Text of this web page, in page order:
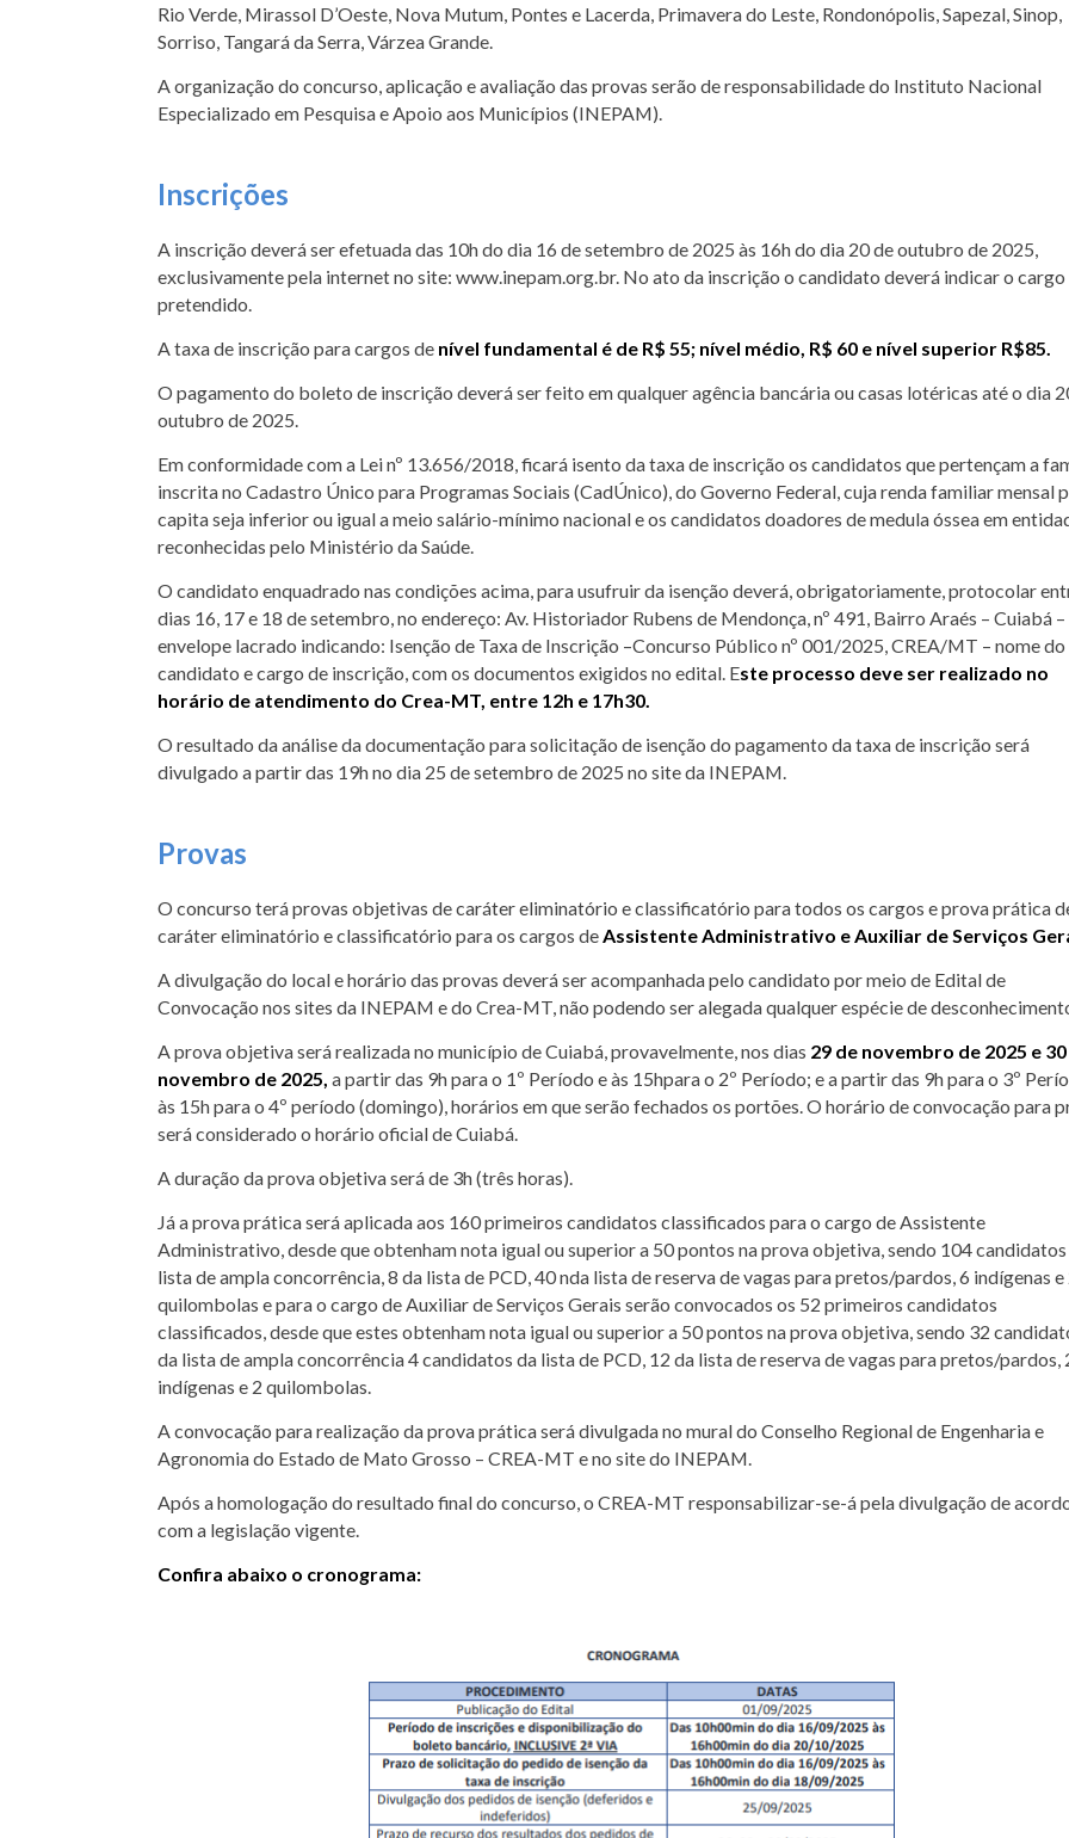
Rio Verde, Mirassol D’Oeste, Nova Mutum, Pontes e Lacerda, Primavera do Leste, Rondonópolis, Sapezal, Sinop,
Sorriso, Tangará da Serra, Várzea Grande.
A organização do concurso, aplicação e avaliação das provas serão de responsabilidade do Instituto Nacional
Especializado em Pesquisa e Apoio aos Municípios (INEPAM).
Inscrições
A inscrição deverá ser efetuada das 10h do dia 16 de setembro de 2025 às 16h do dia 20 de outubro de 2025,
exclusivamente pela internet no site: www.inepam.org.br. No ato da inscrição o candidato deverá indicar o cargo
pretendido.
A taxa de inscrição para cargos de nível fundamental é de R$ 55; nível médio, R$ 60 e nível superior R$85.
O pagamento do boleto de inscrição deverá ser feito em qualquer agência bancária ou casas lotéricas até o dia
outubro de 2025.
Em conformidade com a Lei nº 13.656/2018, ficará isento da taxa de inscrição os candidatos que pertençam a
inscrita no Cadastro Único para Programas Sociais (CadÚnico), do Governo Federal, cuja renda familiar mensal
capita seja inferior ou igual a meio salário-mínimo nacional e os candidatos doadores de medula óssea em
reconhecidas pelo Ministério da Saúde.
O candidato enquadrado nas condições acima, para usufruir da isenção deverá, obrigatoriamente, protocolar
dias 16, 17 e 18 de setembro, no endereço: Av. Historiador Rubens de Mendonça, nº 491, Bairro Araés – Cuiabá
envelope lacrado indicando: Isenção de Taxa de Inscrição –Concurso Público nº 001/2025, CREA/MT – nome do
candidato e cargo de inscrição, com os documentos exigidos no edital. Este processo deve ser realizado no
horário de atendimento do Crea-MT, entre 12h e 17h30.
O resultado da análise da documentação para solicitação de isenção do pagamento da taxa de inscrição será
divulgado a partir das 19h no dia 25 de setembro de 2025 no site da INEPAM.
Provas
O concurso terá provas objetivas de caráter eliminatório e classificatório para todos os cargos e prova prática
caráter eliminatório e classificatório para os cargos deAssistente Administrativo e Auxiliar de Serviços
A divulgação do local e horário das provas deverá ser acompanhada pelo candidato por meio de Edital de
Convocação nos sites da INEPAM e do Crea-MT, não podendo ser alegada qualquer espécie de
A prova objetiva será realizada no município de Cuiabá, provavelmente, nos dias 29 de novembro de 2025 e
novembro de 2025, a partir das 9h para o 1º Período e às 15hpara o 2º Período; e a partir das 9h para o 3º
às 15h para o 4º período (domingo), horários em que serão fechados os portões. O horário de convocação para
será considerado o horário oficial de Cuiabá.
A duração da prova objetiva será de 3h (três horas).
Já a prova prática será aplicada aos 160 primeiros candidatos classificados para o cargo de Assistente
Administrativo, desde que obtenham nota igual ou superior a 50 pontos na prova objetiva, sendo 104
lista de ampla concorrência, 8 da lista de PCD, 40 nda lista de reserva de vagas para pretos/pardos, 6 indígenas e
quilombolas e para o cargo de Auxiliar de Serviços Gerais serão convocados os 52 primeiros candidatos
classificados, desde que estes obtenham nota igual ou superior a 50 pontos na prova objetiva, sendo 32
da lista de ampla concorrência 4 candidatos da lista de PCD, 12 da lista de reserva de vagas para pretos/pardos,
indígenas e 2 quilombolas.
A convocação para realização da prova prática será divulgada no mural do Conselho Regional de Engenharia e
Agronomia do Estado de Mato Grosso – CREA-MT e no site do INEPAM.
Após a homologação do resultado final do concurso, o CREA-MT responsabilizar-se-á pela divulgação de
com a legislação vigente.
Confira abaixo o cronograma: